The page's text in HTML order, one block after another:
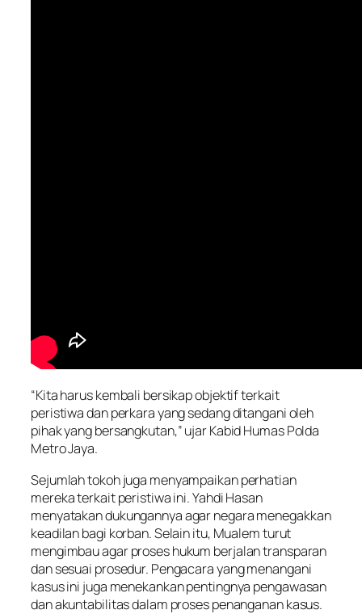
“Kita harus kembali bersikap objektif terkait
peristiwa dan perkara yang sedang ditangani oleh
pihak yang bersangkutan,” ujar Kabid Humas Polda
Metro Jaya.
Sejumlah tokoh juga menyampaikan perhatian
mereka terkait peristiwa ini. Yahdi Hasan
menyatakan dukungannya agar negara menegakkan
keadilan bagi korban. Selain itu, Mualem turut
mengimbau agar proses hukum berjalan transparan
dan sesuai prosedur. Pengacara yang menangani
kasus ini juga menekankan pentingnya pengawasan
dan akuntabilitas dalam proses penanganan kasus.